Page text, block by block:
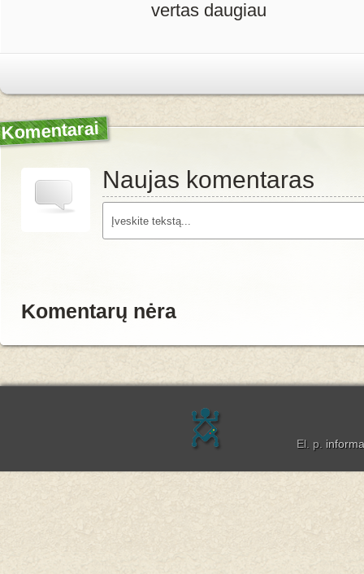
vertas daugiau
Komentarai
Naujas komentaras
Komentarų nėra
El. p.